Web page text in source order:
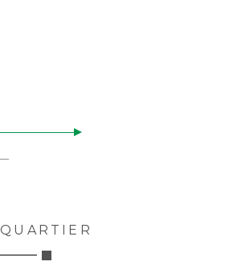
QUARTIER